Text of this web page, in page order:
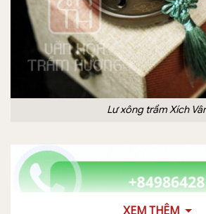
Lư xông trầm Xích
XEM THÊM